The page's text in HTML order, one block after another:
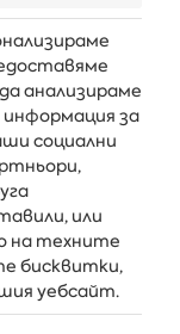
направо във
СЕ
анализираме
за
социални
или
на техните
бисквитки,
уебсайт.